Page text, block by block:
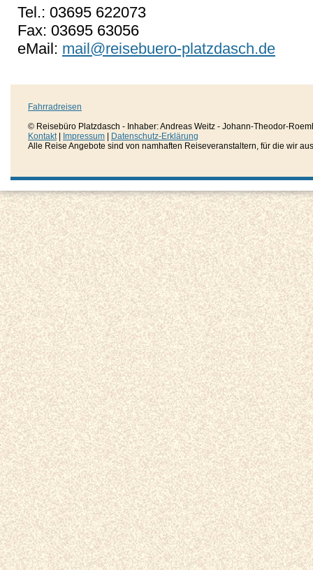
Tel.: 03695 622073
Fax: 03695 63056
eMail: mail@reisebuero-platzdasch.de
Fahrradreisen
© Reisebüro Platzdasch - Inhaber: Andreas Weitz - Johann-Theodor-
Kontakt| Impressum
Datenschutz-Erklärung
Alle Reise Angebote sind von namhaften Reiseveranstaltern, für die wir